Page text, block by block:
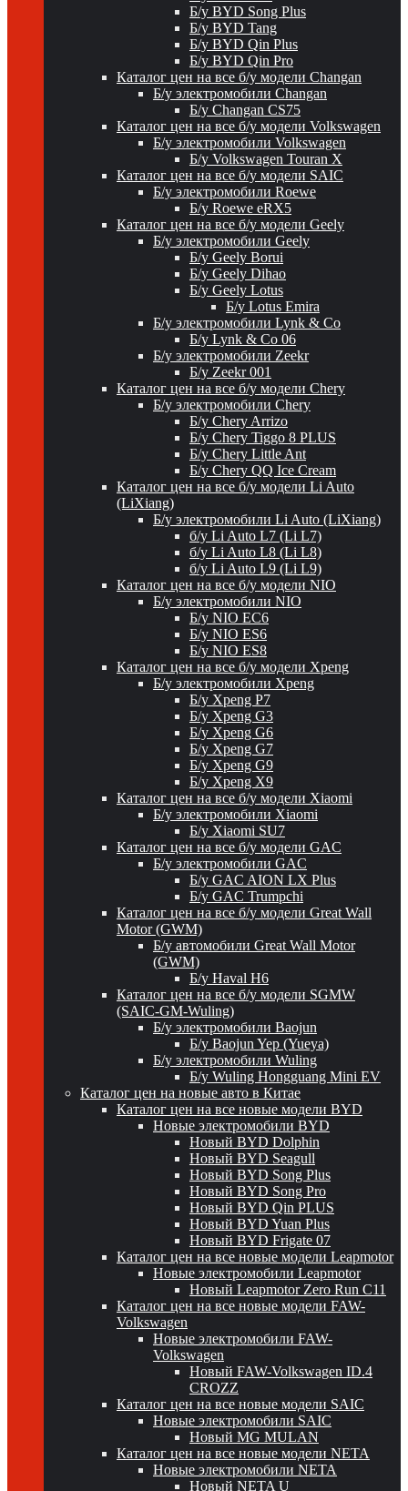
Б/у BYD Song Plus
Б/у BYD Tang
Б/у BYD Qin Plus
Б/у BYD Qin Pro
Каталог цен на все б/у модели Changan
Б/у электромобили Changan
Б/у Changan CS75
Каталог цен на все б/у модели Volkswagen
Б/у электромобили Volkswagen
Б/у Volkswagen Touran X
Каталог цен на все б/у модели SAIC
Б/у электромобили Roewe
Б/у Roewe eRX5
Каталог цен на все б/у модели Geely
Б/у электромобили Geely
Б/у Geely Borui
Б/у Geely Dihao
Б/у Geely Lotus
Б/у Lotus Emira
Б/у электромобили Lynk & Co
Б/у Lynk & Co 06
Б/у электромобили Zeekr
Б/у Zeekr 001
Каталог цен на все б/у модели Chery
Б/у электромобили Chery
Б/у Chery Arrizo
Б/у Chery Tiggo 8 PLUS
Б/у Chery Little Ant
Б/у Chery QQ Ice Cream
Каталог цен на все б/у модели Li Auto
(LiXiang)
Б/у электромобили Li Auto (LiXiang)
б/у Li Auto L7 (Li L7)
б/у Li Auto L8 (Li L8)
б/у Li Auto L9 (Li L9)
Каталог цен на все б/у модели NIO
Б/у электромобили NIO
Б/у NIO EC6
Б/у NIO ES6
Б/у NIO ES8
Каталог цен на все б/у модели Xpeng
Б/у электромобили Xpeng
Б/у Xpeng P7
Б/у Xpeng G3
Б/у Xpeng G6
Б/у Xpeng G7
Б/у Xpeng G9
Б/у Xpeng X9
Каталог цен на все б/у модели Xiaomi
Б/у электромобили Xiaomi
Б/у Xiaomi SU7
Каталог цен на все б/у модели GAC
Б/у электромобили GAC
Б/у GAC AION LX Plus
Б/у GAC Trumpchi
Каталог цен на все б/у модели Great Wall
Motor (GWM)
Б/у автомобили Great Wall Motor
(GWM)
Б/у Haval H6
Каталог цен на все б/у модели SGMW
(SAIC-GM-Wuling)
Б/у электромобили Baojun
Б/у Baojun Yep (Yueya)
Б/у электромобили Wuling
Б/у Wuling Hongguang Mini EV
Каталог цен на новые авто в Китае
Каталог цен на все новые модели BYD
Новые электромобили BYD
Новый BYD Dolphin
Новый BYD Seagull
Новый BYD Song Plus
Новый BYD Song Pro
Новый BYD Qin PLUS
Новый BYD Yuan Plus
Новый BYD Frigate 07
Каталог цен на все новые модели Leapmotor
Новые электромобили Leapmotor
Новый Leapmotor Zero Run C11
Каталог цен на все новые модели FAW-
Volkswagen
Новые электромобили FAW-
Volkswagen
Новый FAW-Volkswagen ID.4
CROZZ
Каталог цен на все новые модели SAIC
Новые электромобили SAIC
Новый MG MULAN
Каталог цен на все новые модели NETA
Новые электромобили NETA
Новый NETA U